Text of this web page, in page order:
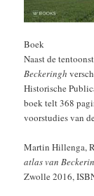
Boek
Naast de
Beckeringh
Historische
boek telt 368
voorstudies van
Martin Hillenga,
atlas van
Zwolle 2016,